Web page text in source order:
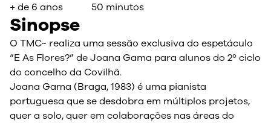
+ de 6 anos 50 minutos
Sinopse
O TMC~ realiza uma sessão exclusiva do espetáculo
“E As Flores?” de Joana Gama para alunos do 2º ciclo
do concelho da Covilhã.
Joana Gama (Braga, 1983) é uma pianista
portuguesa que se desdobra em múltiplos projetos,
quer a solo, quer em colaborações nas áreas do